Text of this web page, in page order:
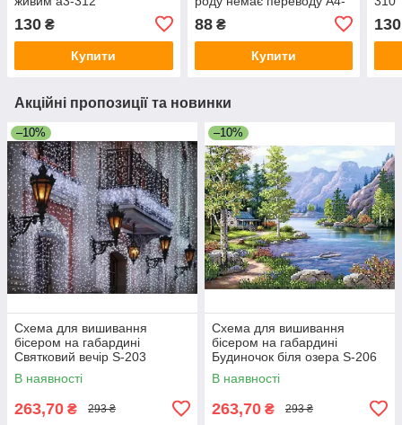
130 ₴
Купити
88₴
Купити
130
Акційні пропозиції та новинки
–10%
Схема для вишивання
бісером на габардині
Святковий вечір S-203
В наявності
263,70 ₴ 293 ₴
–10%
Схема для вишивання
бісером на габардині
Будиночок біля озера S-206
В наявності
263,70 ₴ 293 ₴